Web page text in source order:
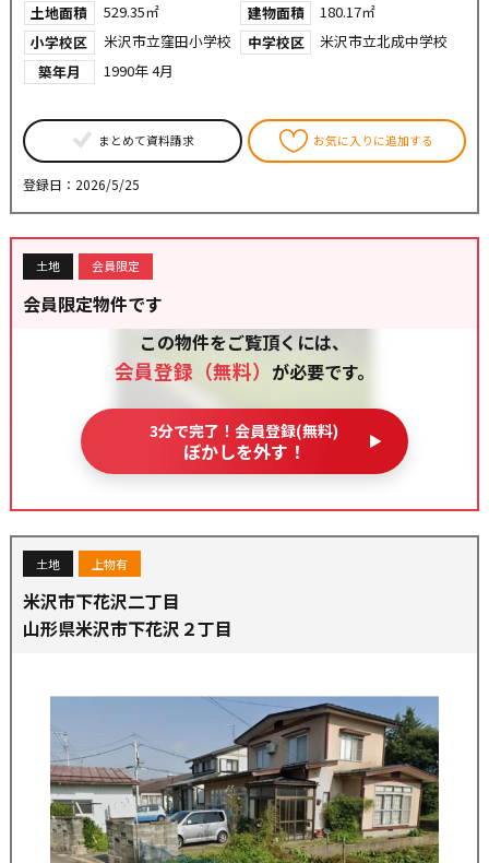
土地面積 529.35㎡ 建物面積
180.17㎡
小学校区
米沢市立窪田小学校 中学校区
米沢市立北成中学校
築年月
1990年 4月
まとめて資料請求 お気に入りに追加する
登録日：2026/5/25
土地 会員限定
会員限定物件です
この物件をご覧頂くには、
会員登録（無料） が必要です。
3分で完了！会員登録(無料)
ぼかしを外す！
土地 上物有
米沢市下花沢二丁目
山形県米沢市下花沢２丁目